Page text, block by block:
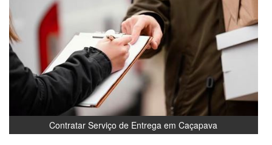
Contratar Serviço de Entrega em Caçapava